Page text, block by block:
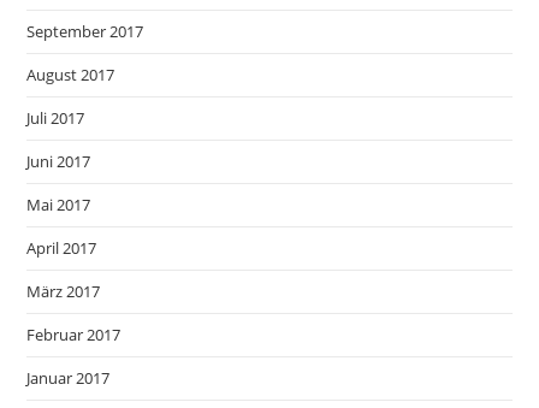
September 2017
August 2017
Juli 2017
Juni 2017
Mai 2017
April 2017
März 2017
Februar 2017
Januar 2017